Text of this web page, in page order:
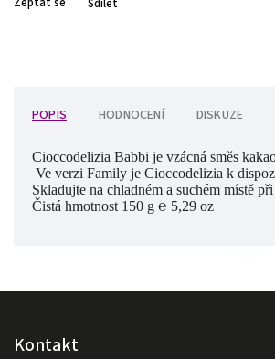
Sdílet
POPIS HODNOCENÍ DISKUZE
Cioccodelizia Babbi je vzácná směs
Ve verzi Family je Cioccodelizia k
Skladujte na chladném a suchém místě
Čistá hmotnost 150 g ℮ 5,29 oz
Kontakt